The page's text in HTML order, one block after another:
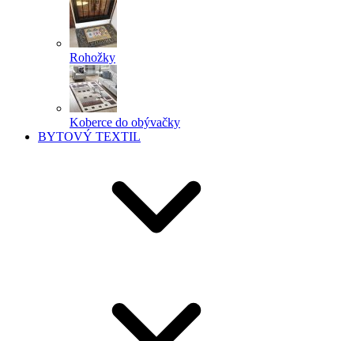
Rohožky
Koberce do obývačky
BYTOVÝ TEXTIL